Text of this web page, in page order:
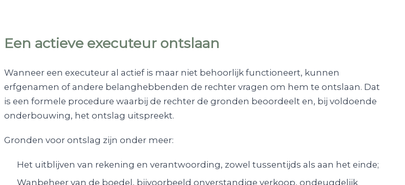
Een actieve executeur ontslaan
Wanneer een executeur al actief is maar niet behoorlijk functioneert, kunnen
erfgenamen of andere belanghebbenden de rechter vragen om hem te ontslaan. Dat
is een formele procedure waarbij de rechter de gronden beoordeelt en, bij voldoende
onderbouwing, het ontslag uitspreekt.
Gronden voor ontslag zijn onder meer:
Het uitblijven van rekening en verantwoording, zowel tussentijds als aan het einde;
Wanbeheer van de boedel, bijvoorbeeld onverstandige verkoop, ondeugdelijk